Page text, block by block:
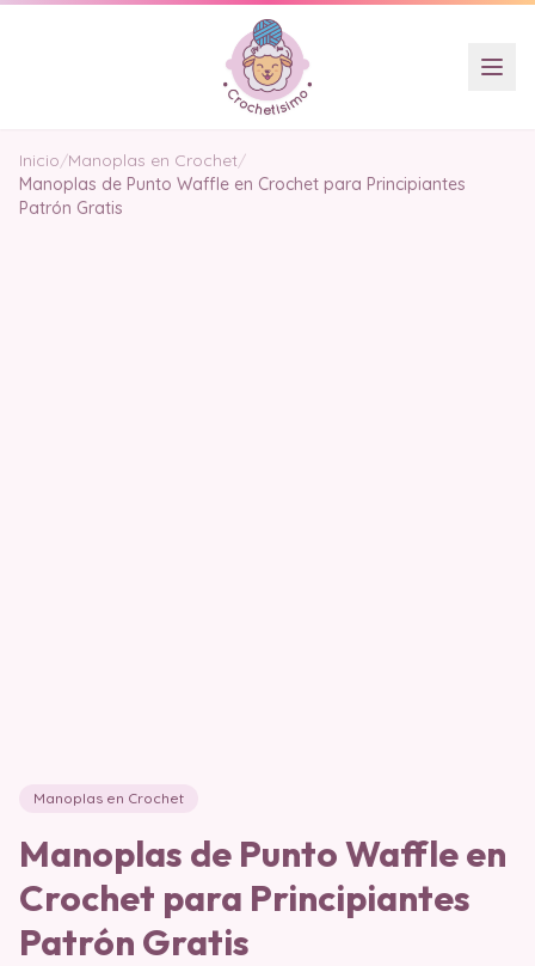
Inicio/Manoplas en Crochet/
Manoplas de Punto Waffle en Crochet para Principiantes
Patrón Gratis
Manoplas en Crochet
Manoplas de Punto Waffle en
Crochet para Principiantes
Patrón Gratis